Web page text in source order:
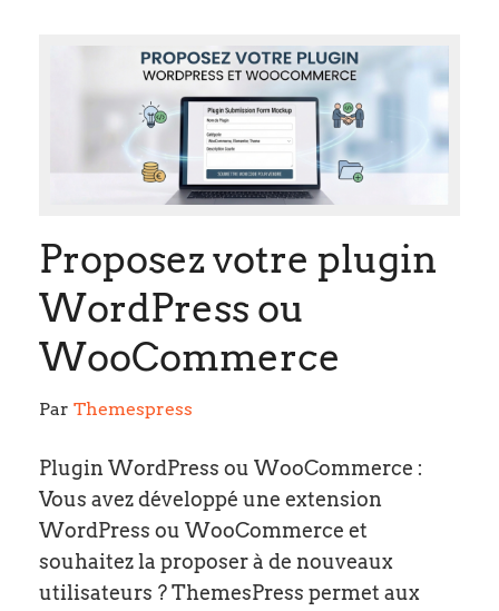
Proposez votre plugin
WordPress ou
WooCommerce
Par Themespress
Plugin WordPress ou WooCommerce :
Vous avez développé une extension
WordPress ou WooCommerce et
souhaitez la proposer à de nouveaux
utilisateurs ? ThemesPress permet aux